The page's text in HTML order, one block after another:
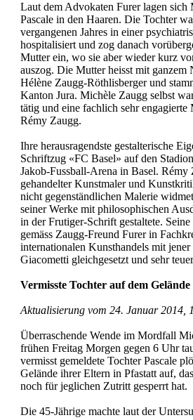
Laut dem Advokaten Furer lagen sich
Pascale in den Haaren. Die Tochter
vergangenen Jahres in einer
hospitalisiert und zog danach
Mutter ein, wo sie aber wieder kurz
auszog. Die Mutter heisst mit ganzem
Hélène Zaugg-Röthlisberger und
Kanton Jura. Michèle Zaugg selbst
tätig und eine fachlich sehr
Rémy Zaugg.
Ihre herausragendste gestalterische
Schriftzug «FC Basel» auf den
Jakob-Fussball-Arena in Basel. Rémy
gehandelter Kunstmaler und
nicht gegenständlichen Malerie
seiner Werke mit philosophischen
in der Frutiger-Schrift gestaltete.
gemäss Zaugg-Freund Furer in
internationalen Kunsthandels mit
Giacometti gleichgesetzt und sehr
Vermisste Tochter auf dem
Aktualisierung vom 24. Januar 2014,
Überraschende Wende im Mordfall
frühen Freitag Morgen gegen 6 Uhr
vermisst gemeldete Tochter Pascale
Gelände ihrer Eltern in Pfastatt auf,
noch für jeglichen Zutritt gesperrt hat.
Die 45-Jährige machte laut der